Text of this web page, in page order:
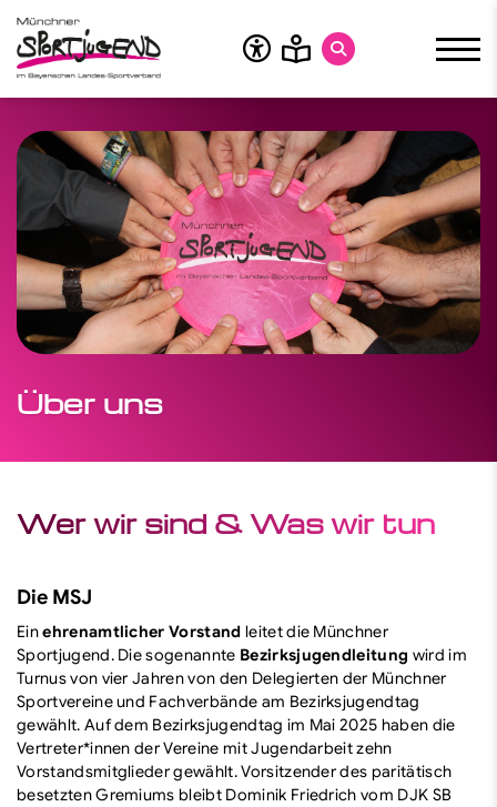
Über uns
Wer wir sind & Was wir tun
Die MSJ
Einehrenamtlicher Vorstand leitet die Münchner
Sportjugend. Die sogenannte Bezirksjugendleitung wird im
Turnus von vier Jahren von den Delegierten der Münchner
Sportvereine und Fachverbände am Bezirksjugendtag
gewählt. Auf dem Bezirksjugendtag im Mai 2025 haben die
Vertreter*innen der Vereine mit Jugendarbeit zehn
Vorstandsmitglieder gewählt. Vorsitzender des paritätisch
besetzten Gremiums bleibt Dominik Friedrich vom DJK SB
Über uns
Vorstand
Geschäftsstelle
Unser Tun
Verein ist mehr
Service
Finde dein Ehrenamt
Finde deinen Sport